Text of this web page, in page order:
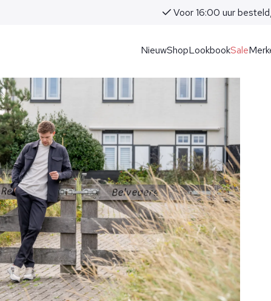
Voor 16:00 uur
NieuwShopLookbookSale